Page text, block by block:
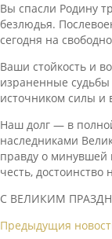
Вы спасли Родину
безлюдья.
сегодня на
Ваши стойкость и
израненные
источником силы и
Наш долг — в
наследниками
правду о минувшей
честь,
С ВЕЛИКИМ
Предыдущия